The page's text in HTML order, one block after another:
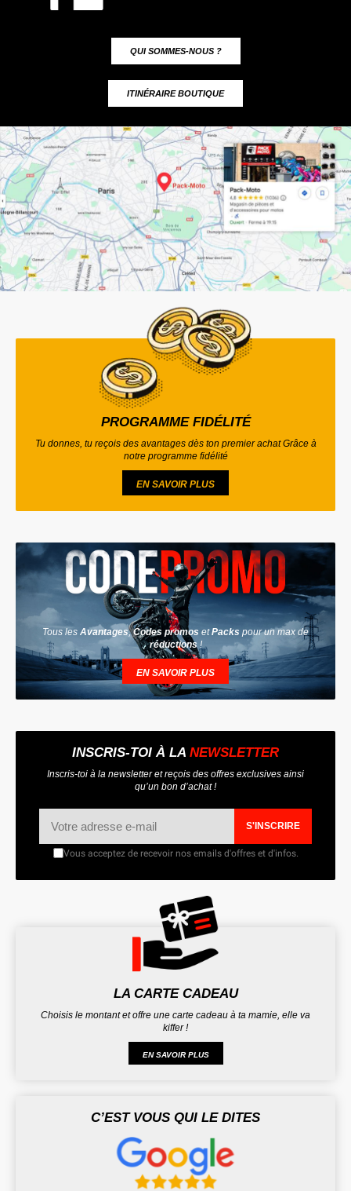
QUI SOMMES-NOUS ?
ITINÉRAIRE BOUTIQUE
PROGRAMME FIDÉLITÉ
Tu donnes, tu reçois des avantages dès ton premier achat Grâce à
notre programme fidélité
EN SAVOIR PLUS
Tous les Avantages,Codes promos etPacks pour un max de
réductions !
EN SAVOIR PLUS
INSCRIS-TOI À LA NEWSLETTER
Inscris-toi à la newsletter et reçois des offres exclusives ainsi
qu’un bon d’achat !
S'INSCRIRE
Vous acceptez de recevoir nos emails d'offres et d'infos.
LA CARTE CADEAU
Choisis le montant et offre une carte cadeau à ta mamie, elle va
kiffer !
EN SAVOIR PLUS
C’EST VOUS QUI LE DITES